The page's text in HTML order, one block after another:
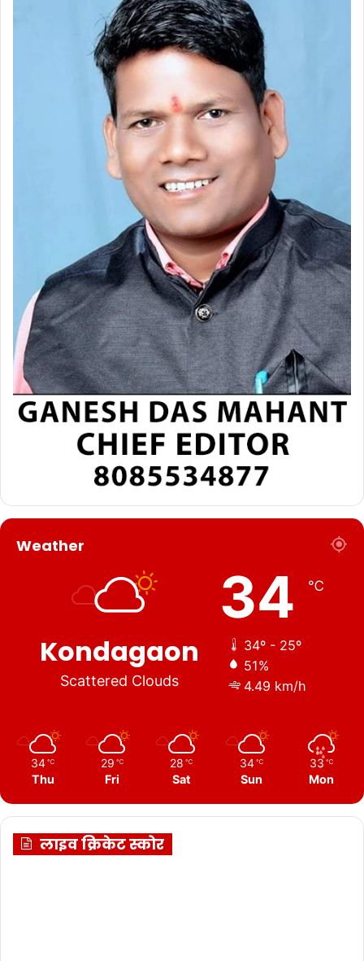
Weather
Kondagaon
Scattered Clouds
34 ℃
34º - 25º
51%
4.49 km/h
34 ℃
Thu
29 ℃
Fri
28 ℃
Sat
34 ℃
Sun
33 ℃
Mon
लाइव क्रिकेट स्कोर